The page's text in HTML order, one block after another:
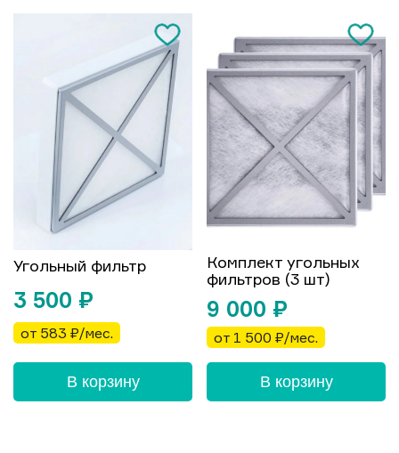
Угольный фильтр
3 500 ₽
от 583 ₽/мес.
В корзину
Комплект угольных
фильтров (3 шт)
9 000 ₽
от 1 500 ₽/мес.
В корзину